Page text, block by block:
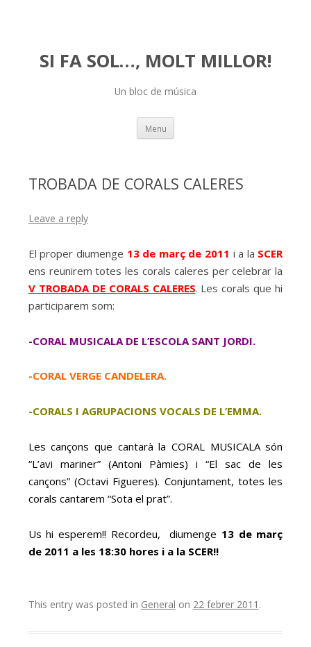
SI FA SOL…, MOLT MILLOR!
Un bloc de música
Menu
TROBADA DE CORALS CALERES
Leave a reply
El proper diumenge 13 de març de 2011 i a la SCER
ens reunirem totes les corals caleres per celebrar la
V TROBADA DE CORALS CALERES. Les corals que hi
participarem som:
-CORAL MUSICALA DE L’ESCOLA SANT JORDI.
-CORAL VERGE CANDELERA.
-CORALS I AGRUPACIONS VOCALS DE L’EMMA.
Les cançons que cantarà la CORAL MUSICALA són
“L’avi mariner” (Antoni Pàmies) i “El sac de les
cançons” (Octavi Figueres). Conjuntament, totes les
corals cantarem “Sota el prat”.
Us hi esperem!! Recordeu, diumenge 13 de març
de 2011 a les 18:30 hores i a la SCER!!
This entry was posted in General on 22 febrer 2011 .